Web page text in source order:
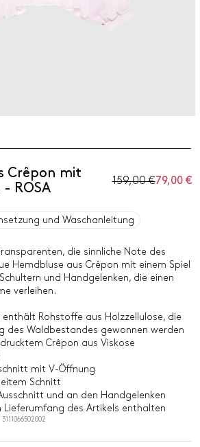
Crêpon mit
ROSA
159,00 €79,00 €
und Waschanleitung
die sinnliche Note des
Hemdbluse aus Crêpon mit einem Spiel
und Handgelenken, die einen
verleihen.
enthält Rohstoffe aus Holzzellulose, die
des Waldbestandes gewonnen werden
Crêpon aus Viskose
mit V-Öffnung
Schnitt
und an den Handgelenken
Lieferumfang des Artikels enthalten